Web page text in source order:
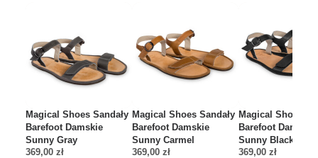
Magical Shoes Sandały
Barefoot Damskie
Sunny Gray
369,00 zł
Magical Shoes Sandały
Barefoot Damskie
Sunny Carmel
369,00 zł
Magical Shoes
Barefoot Damskie
Sunny Black
369,00 zł